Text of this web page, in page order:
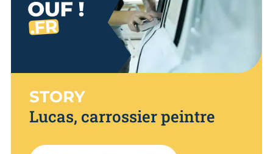
STORY
Lucas, carrossier peintre